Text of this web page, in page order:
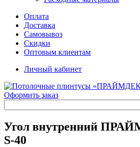
Оплата
Доставка
Самовывоз
Скидки
Оптовым клиентам
Личный кабинет
Оформить заказ
Угол внутренний
S-40